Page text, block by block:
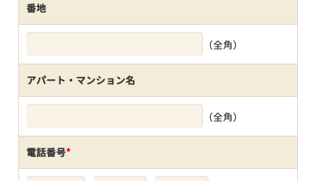
番地
（全角）
アパート・マンション名
（全角）
電話番号*